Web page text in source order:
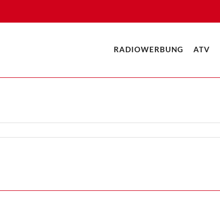
RADIOWERBUNG ATV